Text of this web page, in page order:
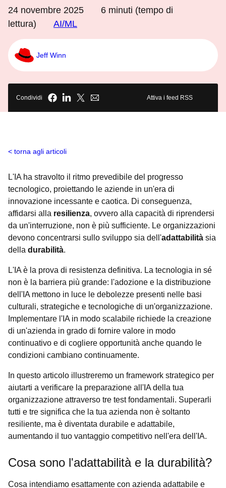
24 novembre 2025 6 minuti (tempo di
lettura)
AI/ML
Jeff Winn
Condividi Attiva i feed RSS
torna agli articoli
L'IA ha stravolto il ritmo prevedibile del progresso
tecnologico, proiettando le aziende in un'era di
innovazione incessante e caotica. Di conseguenza,
affidarsi alla resilienza, ovvero alla capacità di riprendersi
da un'interruzione, non è più sufficiente. Le organizzazioni
devono concentrarsi sullo sviluppo sia dell'adattabilità sia
della durabilità.
L'IA è la prova di resistenza definitiva. La tecnologia in sé
non è la barriera più grande: l'adozione e la distribuzione
dell'IA mettono in luce le debolezze presenti nelle basi
culturali, strategiche e tecnologiche di un'organizzazione.
Implementare l'IA in modo scalabile richiede la creazione
di un'azienda in grado di fornire valore in modo
continuativo e di cogliere opportunità anche quando le
condizioni cambiano continuamente.
In questo articolo illustreremo un framework strategico per
aiutarti a verificare la preparazione all'IA della tua
organizzazione attraverso tre test fondamentali. Superarli
tutti e tre significa che la tua azienda non è soltanto
resiliente, ma è diventata durabile e adattabile,
aumentando il tuo vantaggio competitivo nell'era dell'IA.
Cosa sono l'adattabilità e la durabilità?
Cosa intendiamo esattamente con azienda adattabile e